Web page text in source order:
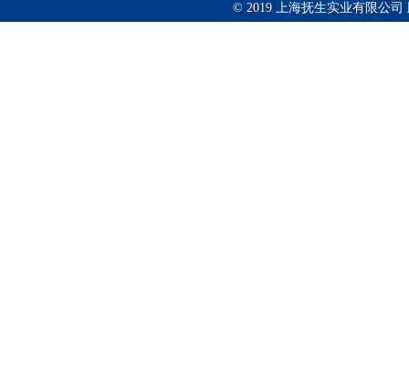
© 2019 上海抚生实业有限公司